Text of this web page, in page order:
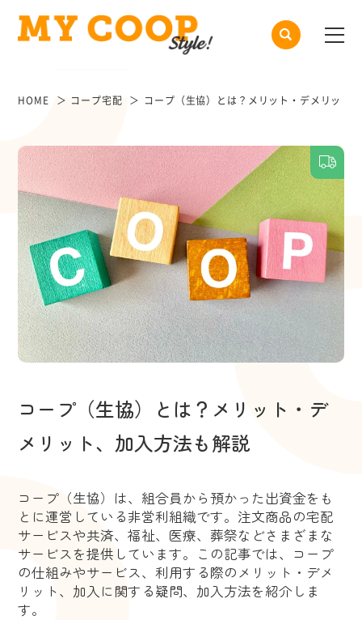
HOME コープ宅配 コープ（生協）とは？メリット・デメリット
コープ（生協）とは？メリット・デ
メリット、加入方法も解説
コープ（生協）は、組合員から預かった出資金をも
とに運営している非営利組織です。注文商品の宅配
サービスや共済、福祉、医療、葬祭などさまざまな
サービスを提供しています。この記事では、コープ
の仕組みやサービス、利用する際のメリット・デメ
リット、加入に関する疑問、加入方法を紹介しま
す。